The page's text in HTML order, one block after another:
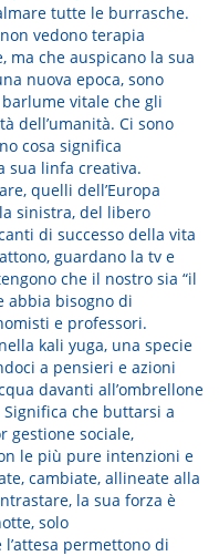
tutte le burrasche.
vedono terapia
ma che auspicano la sua
nuova epoca, sono
vitale che gli
dell’umanità. Ci sono
cosa significa
sua linfa creativa.
quelli dell’Europa
sinistra, del libero
di successo della vita
guardano la tv e
che il nostro sia “il
abbia bisogno di
e professori.
kali yuga, una specie
a pensieri e azioni
davanti all’ombrellone
che buttarsi a
gestione sociale,
le più pure intenzioni e
cambiate, allineate alla
la sua forza è
solo
l’attesa permettono di